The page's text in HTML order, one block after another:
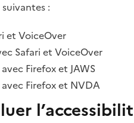
:
et VoiceOver
Safari et VoiceOver
Firefox et JAWS
Firefox et NVDA